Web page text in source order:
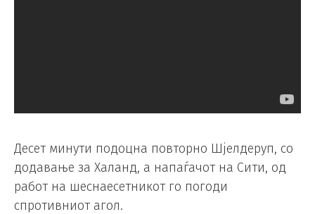
Десет минути подоцна повторно Шјелдеруп, со
додавање за Халанд, а напаѓачот на Сити, од
работ на шеснаесетникот го погоди
спротивниот агол.